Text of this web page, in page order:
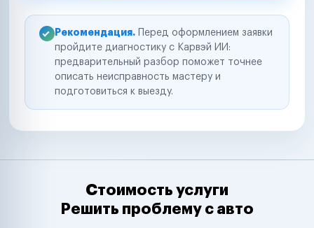
Рекомендация. Перед оформлением заявки
пройдите диагностику с Карвэй ИИ:
предварительный разбор поможет точнее
описать неисправность мастеру и
подготовиться к выезду.
Стоимость услуги
Решить проблему с авто